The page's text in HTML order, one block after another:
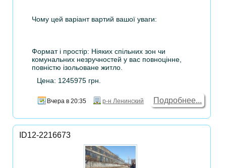
Чому цей варіант вартий вашої уваги:
Формат і простір: Ніяких спільних зон чи
комунальних незручностей у вас повноцінне,
повністю ізольоване житло.
Цена: 1245975 грн.
Вчера в 20:35 р-н Ленинский Подробнее...
ID12-2216673